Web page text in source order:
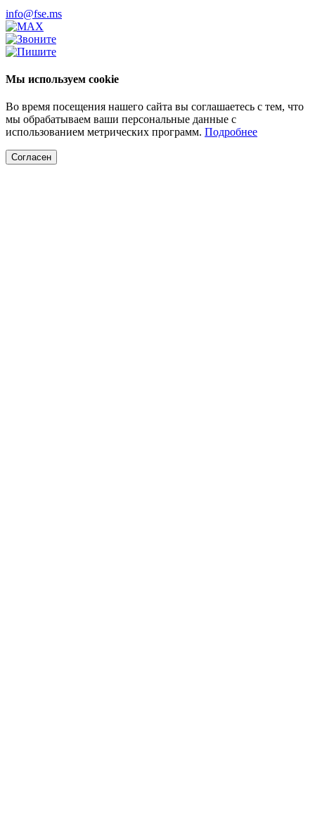
info@fse.ms
Мы используем cookie
Во время посещения нашего сайта вы соглашаетесь с тем, что
мы обрабатываем ваши персональные данные с
использованием метрических программ. Подробнее
Согласен